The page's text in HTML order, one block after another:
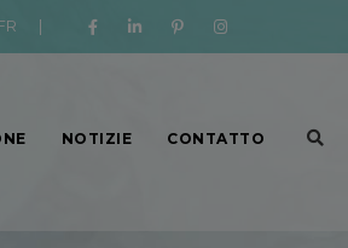
|
NOTIZIE CONTATTO